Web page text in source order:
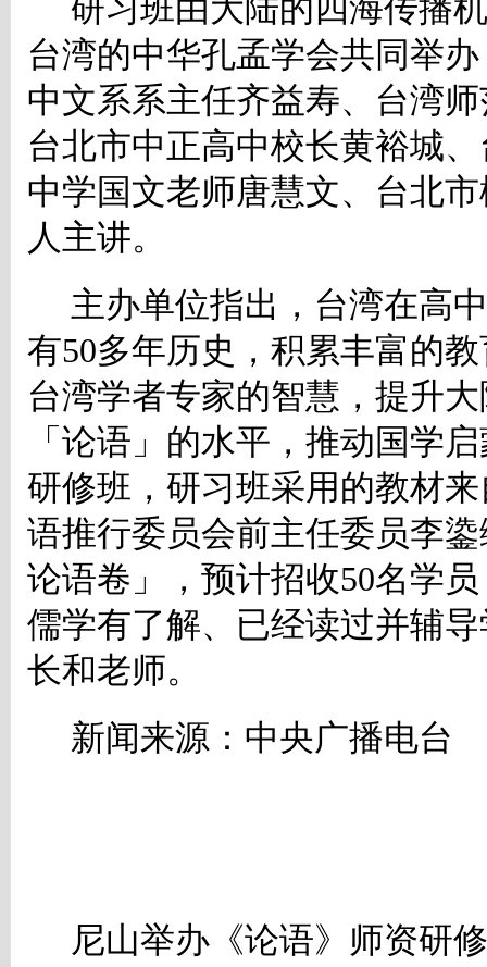
研习班由大陆的四海传播
台湾的中华孔孟学会共同举
中文系系主任齐益寿、台湾
台北市中正高中校长黄裕城
中学国文老师唐慧文、台北
人主讲。
主办单位指出，台湾在高
有50多年历史，积累丰富的
台湾学者专家的智慧，提升
「论语」的水平，推动国学
研修班，研习班采用的教材
语推行委员会前主任委员李
论语卷」，预计招收50名学
儒学有了解、已经读过并辅
长和老师。
新闻来源：中央广播电
尼山举办《论语》师资研